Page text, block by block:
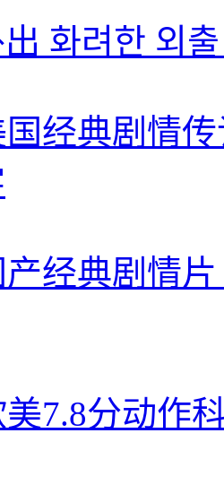
화려한 외
国经典剧情
产经典剧情
美7.8分动作